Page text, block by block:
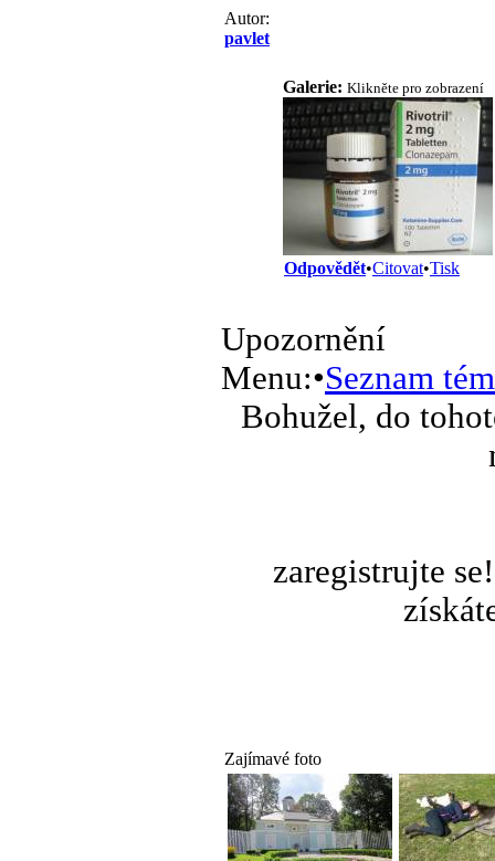
Autor:
pavlet
Galerie: Klikněte pro zobrazení
Odpovědět•Citovat•Tisk
Upozornění
Menu:•Seznam
Bohužel, do
zaregistrujte
Zajímavé foto